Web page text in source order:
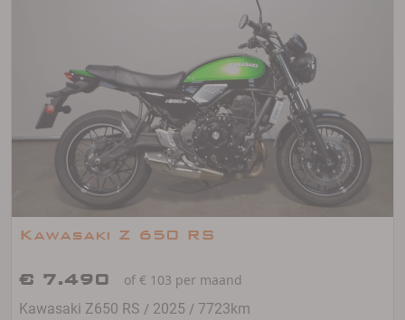
Kawasaki Z 650 RS
€ 7.490
of € 103 per maand
Kawasaki Z650 RS / 2025 / 7723km